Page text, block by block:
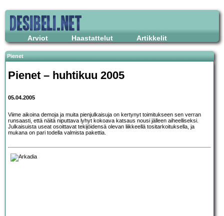
Arviot Haastattelut Artikkelit
Pienet
Pienet – huhtikuu 2005
05.04.2005
Viime aikoina demoja ja muita pienjulkaisuja on kertynyt toimitukseen sen verran
runsaasti, että näitä niputtava lyhyt kokoava katsaus nousi jälleen aiheelliseksi.
Julkaisuista useat osoittavat tekijöidensä olevan liikkeellä tositarkoituksella, ja
mukana on pari todella valmista pakettia.